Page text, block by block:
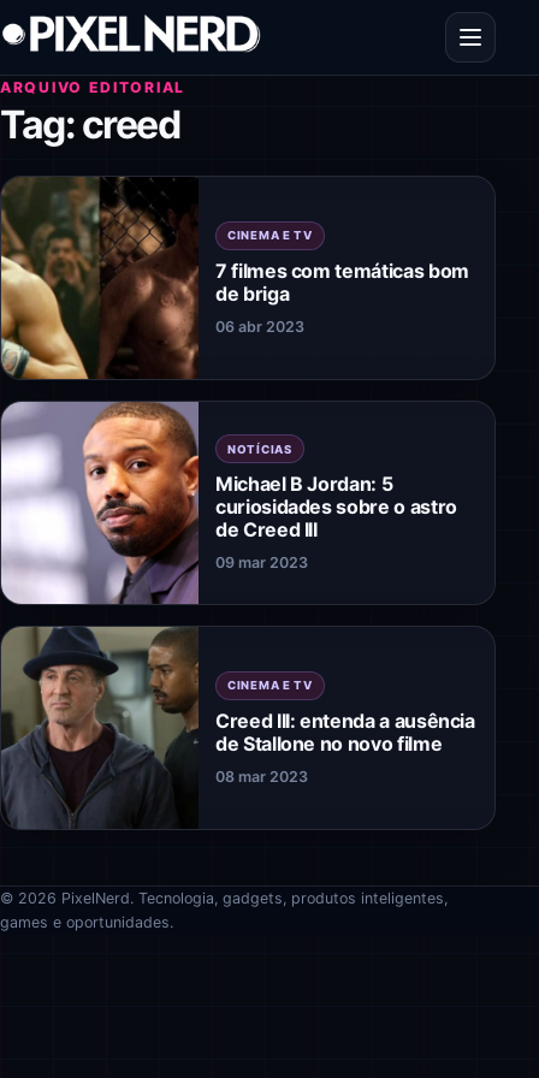
Pular para o conteúdo
Abrir
ARQUIVO EDITORIAL
Tag:creed
CINEMA E TV
7 filmes com temáticas bom
de briga
06 abr 2023
NOTÍCIAS
Michael B Jordan: 5
curiosidades sobre o astro
de Creed III
09 mar 2023
CINEMA E TV
Creed III: entenda a ausência
de Stallone no novo filme
08 mar 2023
© 2026 PixelNerd. Tecnologia, gadgets, produtos inteligentes,
games e oportunidades.